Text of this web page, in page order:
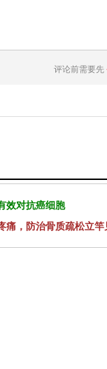
评论前需要先
效对抗癌细胞
痛，防治骨质疏松立竿